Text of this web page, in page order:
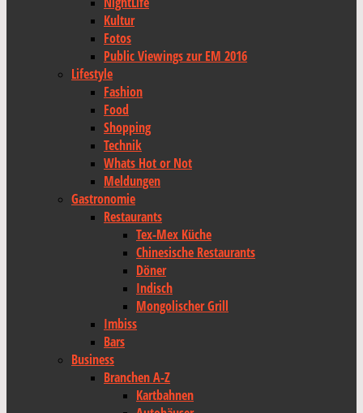
Kultur
Fotos
Public Viewings zur EM 2016
Lifestyle
Fashion
Food
Shopping
Technik
Whats Hot or Not
Meldungen
Gastronomie
Restaurants
Tex-Mex Küche
Chinesische Restaurants
Döner
Indisch
Mongolischer Grill
Imbiss
Bars
Business
Branchen A-Z
Kartbahnen